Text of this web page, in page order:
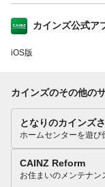
カインズ公式ア
iOS版
カインズのその他の
となりのカインズ
ホームセンターを遊び
CAINZ Reform
お住まいのメンテナン